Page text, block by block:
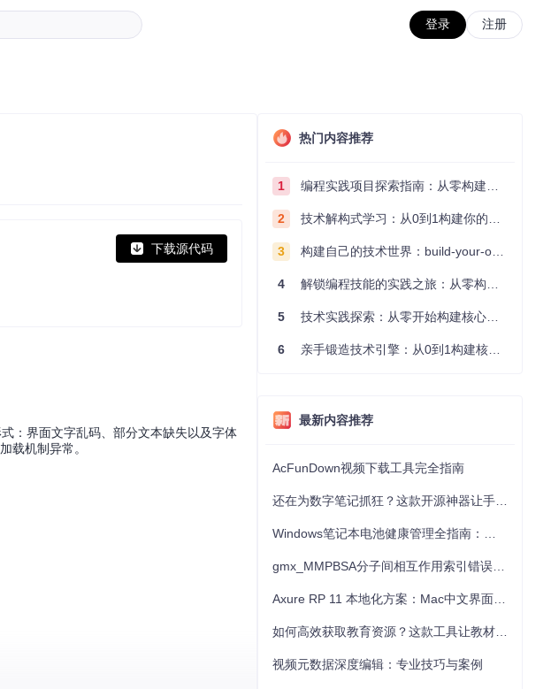
登录 注册
下载源代码
：界面文字乱码、部分文本缺失以及字体
载机制异常。
热门内容推荐
1 编程实践项目探索指南：从零构建技术能力体系
2 技术解构式学习：从0到1构建你的编程知识体系
3 构建自己的技术世界：build-your-own-x项目的实践探索指南
4 解锁编程技能的实践之旅：从零构建你的技术世界
5 技术实践探索：从零开始构建核心系统的实践指南
6 亲手锻造技术引擎：从0到1构建核心系统的实践指南
最新内容推荐
AcFunDown视频下载工具完全指南
视频元数据深度编辑：专业技巧与案例